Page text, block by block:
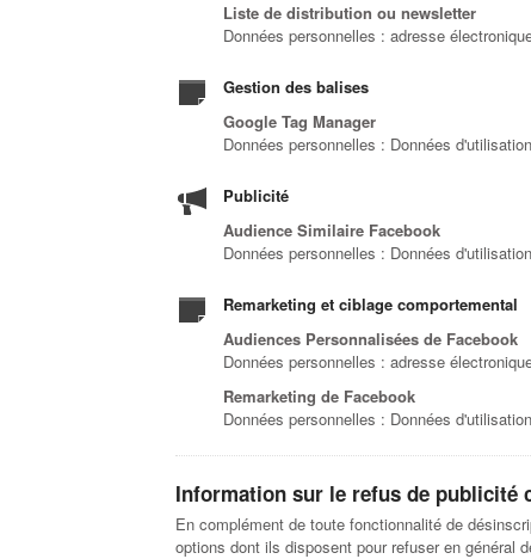
Liste de distribution ou newsletter
Données personnelles : adresse
Gestion des balises
Google Tag Manager
Données personnelles : Données
Publicité
Audience Similaire Facebook
Données personnelles : Données
Remarketing et ciblage comportemental
Audiences Personnalisées de Facebook
Données personnelles : adresse
Remarketing de Facebook
Données personnelles : Données
Information sur le refus de publicité
En complément de toute fonctionnalité de
options dont ils disposent pour refuser en général